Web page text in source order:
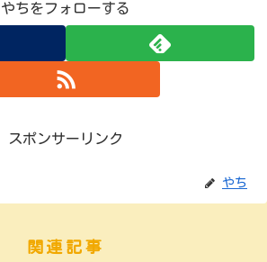
やちをフォローする
スポンサーリンク
やち
関連記事